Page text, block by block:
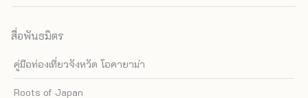
สื่อพันธมิตร
คู่มือท่องเที่ยวจังหวัด โอคายาม่า
Roots of Japan